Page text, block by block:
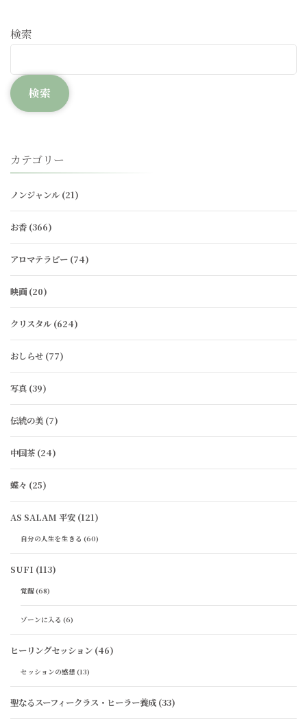
ペ
ー
ジ
り
検索
検索
カテゴリー
ノンジャンル (21)
お香 (366)
アロマテラピー (74)
映画(20)
クリスタル (624)
おしらせ (77)
写真 (39)
伝統の美 (7)
中国茶 (24)
蝶々 (25)
AS SALAM 平安 (121)
自分の人生を生きる (60)
SUFI (113)
覚醒(68)
ゾーンに入る (6)
ヒーリングセッション (46)
セッションの感想 (13)
聖なるスーフィークラス・ヒーラー養成 (33)